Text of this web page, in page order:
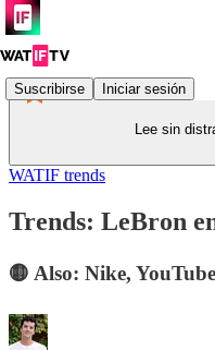
Suscribirse Iniciar sesión
Lee sin
WATIF trends
Trends: LeBron
🟡 Also: Nike,